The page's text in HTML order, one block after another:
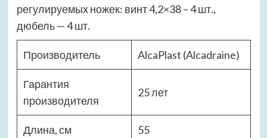
регулируемых ножек: винт 4,2×38 – 4 шт.,
дюбель — 4 шт.
Производитель AlcaPlast (Alcadraine)
Гарантия
производителя
25 лет
Длина, см 55